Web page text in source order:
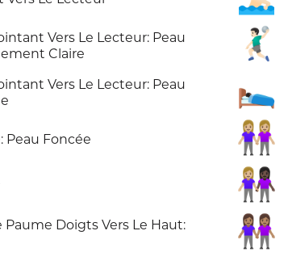
Vers Le Lecteur: Peau
Claire
Vers Le Lecteur: Peau
Peau Foncée
Doigts Vers Le Haut:
🤾🏻‍♂️
🛌🏿
👭🏼
👩🏼‍🤝‍👩🏿
👭🏽